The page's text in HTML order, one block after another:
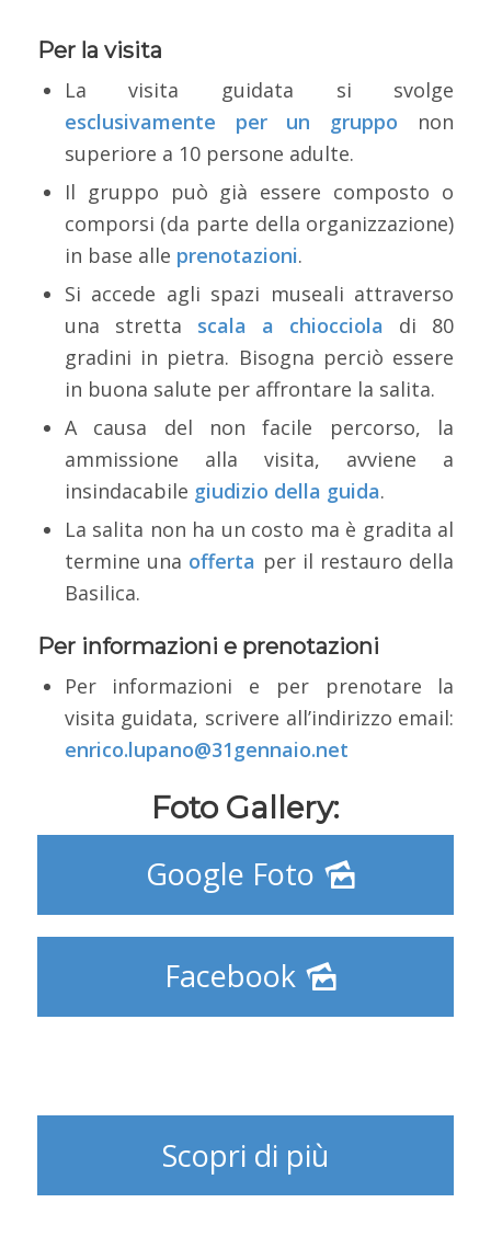
Per la visita
La visita guidata si svolge
esclusivamente per un gruppo non
superiore a 10 persone adulte.
Il gruppo può già essere composto o
comporsi (da parte della organizzazione)
in base alle prenotazioni.
Si accede agli spazi museali attraverso
una stretta scala a chiocciola di 80
gradini in pietra. Bisogna perciò essere
in buona salute per affrontare la salita.
A causa del non facile percorso, la
ammissione alla visita, avviene a
insindacabile giudizio della guida.
La salita non ha un costo ma è gradita al
termine una offerta per il restauro della
Basilica.
Per informazioni e prenotazioni
Per informazioni e per prenotare la
visita guidata, scrivere all’indirizzo email:
enrico.lupano@31gennaio.net
Foto Gallery:
Google Foto
Facebook
Scopri di più